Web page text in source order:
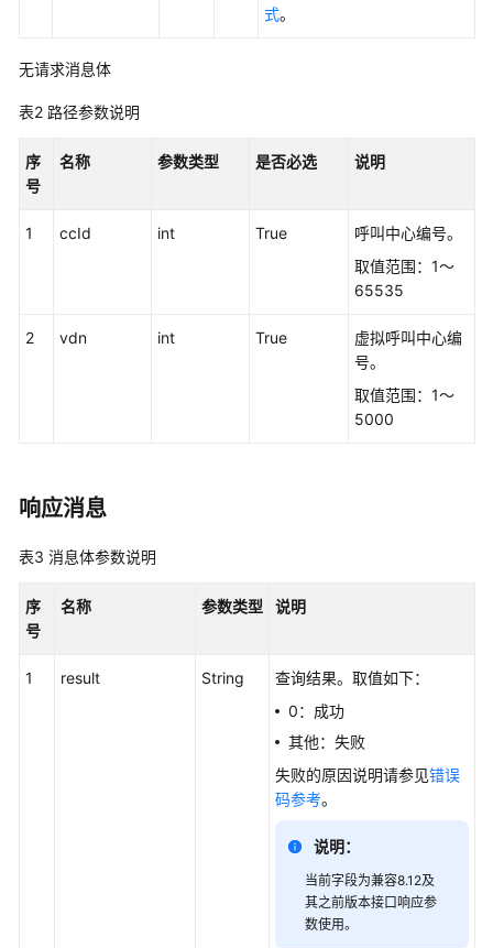
考
Fabric）
座
作
参
口
考
前
修
式。
无请求消息体
表2 路径参数说明
序
号
名称 参数类型 是否必选 说明
1 ccId int True
呼叫中心编号。
取值范围：1～
65535
2 vdn int True
虚拟呼叫中心编
号。
取值范围：1～
5000
响应消息
表3 消息体参数说明
序
号
名称 参数类型 说明
1 result String
查询结果。取值如下：
0：成功
其他：失败
失败的原因说明请参见错误
码参考。
说明：
当前字段为兼容8.12及
其之前版本接口响应参
数使用。